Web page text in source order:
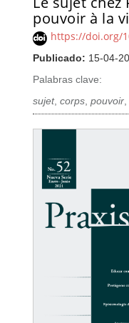
pouvoir à la
https://doi.org/
Publicado: 15-04-
Palabras clave:
sujet,corps,pouvoir,